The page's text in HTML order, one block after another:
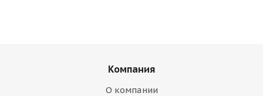
Компания
О компании